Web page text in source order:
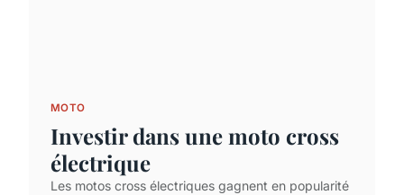
MOTO
Investir dans une moto cross
électrique
Les motos cross électriques gagnent en popularité